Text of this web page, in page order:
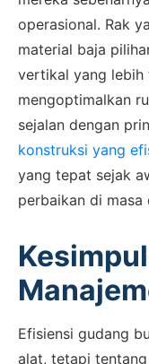
operasional. Rak
material baja
vertikal yang lebih
mengoptimalkan
sejalan dengan
konstruksi yang
yang tepat sejak
perbaikan di masa
Efisiensi gudang
alat, tetapi
SALES
Hubungi
Konsultasikan
estimasi cepat via